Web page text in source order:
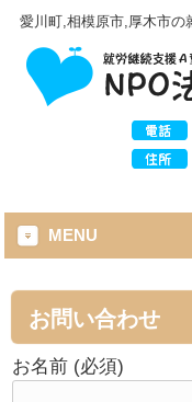
愛川町,相模原市,厚木市の
MENU
お問い合わせ
お名前 (必須)